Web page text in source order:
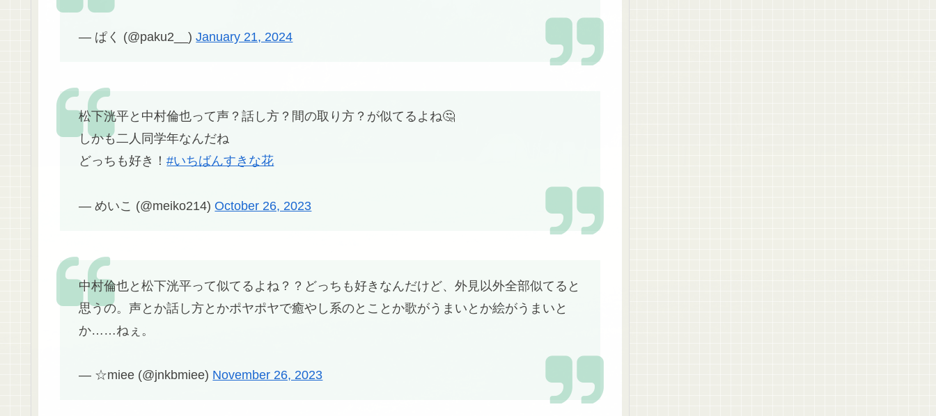
— ぱく (@paku2__)January 21, 2024
松下洸平と中村倫也って声？話し方？間の取り方？が似てるよね🤔
しかも二人同学年なんだね
どっちも好き！#いちばんすきな花
— めいこ (@meiko214)October 26, 2023
中村倫也と松下洸平って似てるよね？？どっちも好きなんだけど、外見以外全部似てると
思うの。声とか話し方とかポヤポヤで癒やし系のとことか歌がうまいとか絵がうまいと
か……ねぇ。
— ☆miee (@jnkbmiee) November 26, 2023